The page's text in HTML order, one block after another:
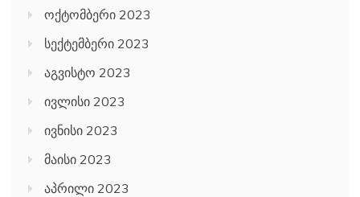
ოქტომბერი 2023
სექტემბერი 2023
აგვისტო 2023
ივლისი 2023
ივნისი 2023
მაისი 2023
აპრილი 2023